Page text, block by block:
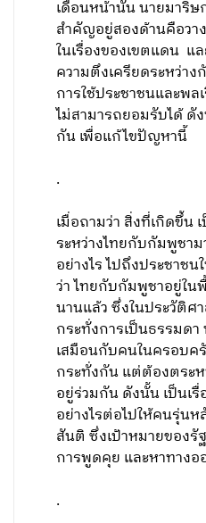
เดือนหน้านั้น นายมาริษ
สำคัญอยู่สองด้านคือวา
ในเรื่องของเขตแดน
ความตึงเครียดระหว่าง
การใช้ประชาชนและพ
ไม่สามารถยอมรับได้
กัน เพื่อแก้ไขปัญหานี้
.
เมื่อถามว่า สิ่งที่เกิดขึ้น
ระหว่างไทยกับกัมพูชา
อย่างไร ไปถึงประชาช
ว่า ไทยกับกัมพูชาอยู่ใ
นานแล้ว ซึ่งในประวัติศ
กระทั่งการเป็นธรรมดา
เสมือนกับคนในครอบค
กระทั่งกัน แต่ต้องตระ
อยู่ร่วมกัน ดังนั้น เป็นเ
อย่างไรต่อไปให้คนรุ่น
สันติ ซึ่งเป้าหมายของรั
การพูดคุย และหาทาง
.